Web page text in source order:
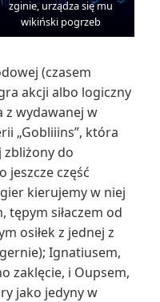
zginie, urządza się mu
wikiński pogrzeb
(czasem
akcji albo logiczny
z wydawanej w
„Gobliiins”, która
zbliżony do
jeszcze część
kierujemy w niej
tępym siłaczem od
osiłek z jednej z
Ignatiusem,
zaklęcie, i Oupsem,
jako jedyny w